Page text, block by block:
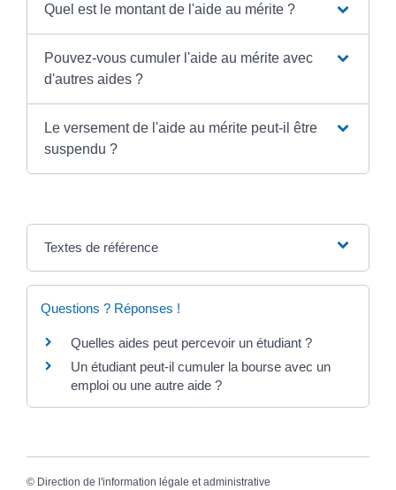
Quel est le montant de l'aide au mérite ?
Pouvez-vous cumuler l'aide au mérite avec
d'autres aides ?
Le versement de l'aide au mérite peut-il être
suspendu ?
Textes de référence
Questions ? Réponses !
Quelles aides peut percevoir un étudiant ?
Un étudiant peut-il cumuler la bourse avec un
emploi ou une autre aide ?
© Direction de l'information légale et administrative